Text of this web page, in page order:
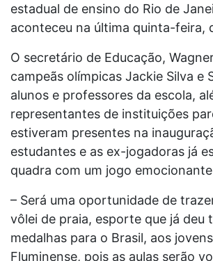
estadual de ensino do Rio de
aconteceu na última quinta-feira,
O secretário de Educação,
campeãs olímpicas Jackie Silva e
alunos e professores da escola,
representantes de instituições
estiveram presentes na
estudantes e as ex-jogadoras já
quadra com um jogo
– Será uma oportunidade de
vôlei de praia, esporte que já deu
medalhas para o Brasil, aos
Fluminense, pois as aulas serão